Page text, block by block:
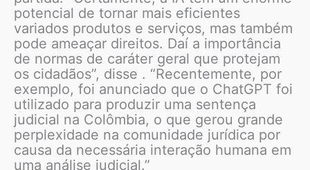
potencial de tornar mais eficientes
variados produtos e serviços, mas também
pode ameaçar direitos. Daí a importância
de normas de caráter geral que protejam
os cidadãos”, disse . “Recentemente, por
exemplo, foi anunciado que o ChatGPT foi
utilizado para produzir uma sentença
judicial na Colômbia, o que gerou grande
perplexidade na comunidade jurídica por
causa da necessária interação humana em
uma análise judicial.”